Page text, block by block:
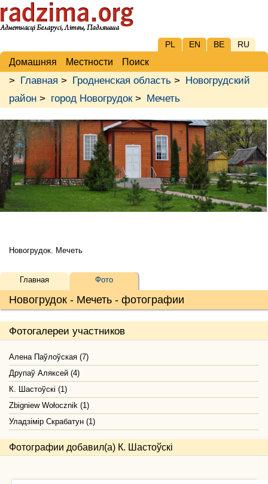
PL EN BE RU
Домашняя Местности Поиск
> Главная > Гродненская область > Новогрудский
район > город Новогрудок> Мечеть
Новогрудок. Мечеть
Новогрудок - Мечеть - фотографии
Главная Фото
Фотогалереи участников
Алена Паўлоўская (7)
Друпаў Аляксей (4)
К. Шастоўскі (1)
Zbigniew Wołocznik (1)
Уладзімір Скрабатун (1)
Фотографии добавил(а) К. Шастоўскі